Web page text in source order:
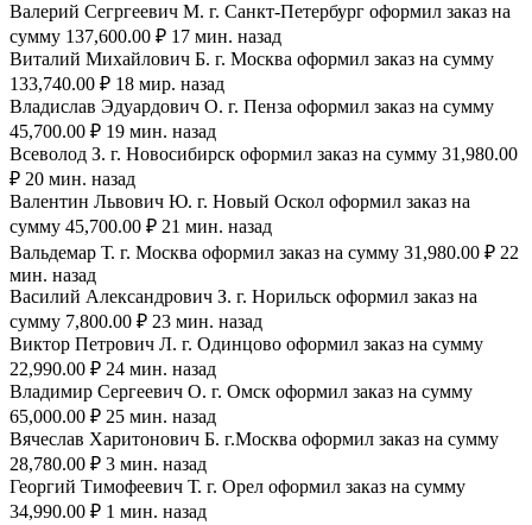
Валерий Сегргеевич М. г. Санкт-Петербург оформил заказ на
сумму 137,600.00 ₽ 17 мин. назад
Виталий Михайлович Б. г. Москва оформил заказ на сумму
133,740.00 ₽ 18 мир. назад
Владислав Эдуардович О. г. Пенза оформил заказ на сумму
45,700.00 ₽ 19 мин. назад
Всеволод З. г. Новосибирск оформил заказ на сумму 31,980.00
₽ 20 мин. назад
Валентин Львович Ю. г. Новый Оскол оформил заказ на
сумму 45,700.00 ₽ 21 мин. назад
Вальдемар Т. г. Москва оформил заказ на сумму 31,980.00 ₽ 22
мин. назад
Василий Александрович З. г. Норильск оформил заказ на
сумму 7,800.00 ₽ 23 мин. назад
Виктор Петрович Л. г. Одинцово оформил заказ на сумму
22,990.00 ₽ 24 мин. назад
Владимир Сергеевич О. г. Омск оформил заказ на сумму
65,000.00 ₽ 25 мин. назад
Вячеслав Харитонович Б. г.Москва оформил заказ на сумму
28,780.00 ₽ 3 мин. назад
Георгий Тимофеевич Т. г. Орел оформил заказ на сумму
34,990.00 ₽ 1 мин. назад